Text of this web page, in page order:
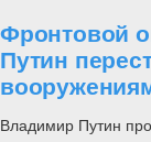
Фронтовой
Путин
Владимир Путин